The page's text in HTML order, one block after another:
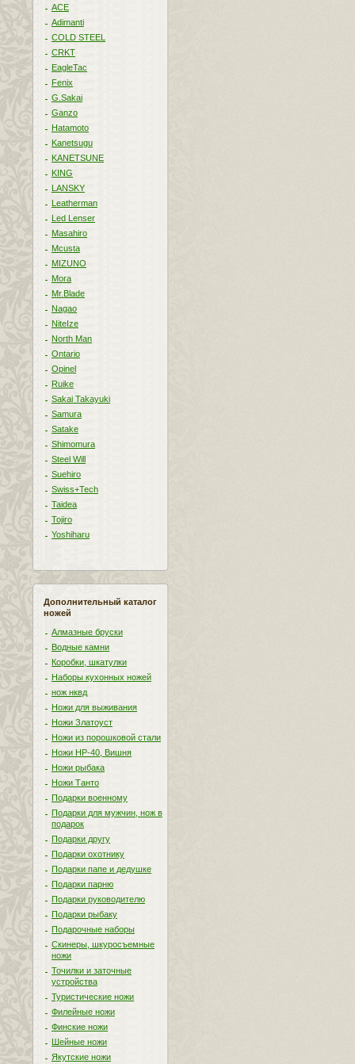
ACE
Adimanti
COLD STEEL
CRKT
EagleTac
Fenix
G.Sakai
Ganzo
Hatamoto
Kanetsugu
KANETSUNE
KING
LANSKY
Leatherman
Led Lenser
Masahiro
Mcusta
MIZUNO
Mora
Mr.Blade
Nagao
NiteIze
North Man
Ontario
Opinel
Ruike
Sakai Takayuki
Samura
Satake
Shimomura
Steel Will
Suehiro
Swiss+Tech
Taidea
Tojiro
Yoshiharu
Дополнительный каталог
ножей
Алмазные бруски
Водные камни
Коробки, шкатулки
Наборы кухонных ножей
нож нквд
Ножи для выживания
Ножи Златоуст
Ножи из порошковой стали
Ножи НР-40, Вишня
Ножи рыбака
Ножи Танто
Подарки военному
Подарки для мужчин, нож в
подарок
Подарки другу
Подарки охотнику
Подарки папе и дедушке
Подарки парню
Подарки руководителю
Подарки рыбаку
Подарочные наборы
Скинеры, шкуросъемные
ножи
Точилки и заточные
устройства
Туристические ножи
Филейные ножи
Финские ножи
Шейные ножи
Якутские ножи